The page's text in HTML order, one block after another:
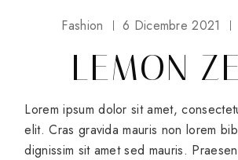
Fashion 6 Dicembre 2021
LEMON
Lorem ipsum dolor sit amet,
elit. Cras gravida mauris non lorem
dignissim sit amet sed mauris.